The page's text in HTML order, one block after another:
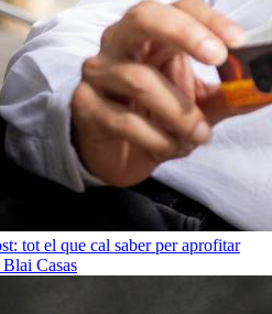
tot el que cal saber per aprofitar
Blai Casas